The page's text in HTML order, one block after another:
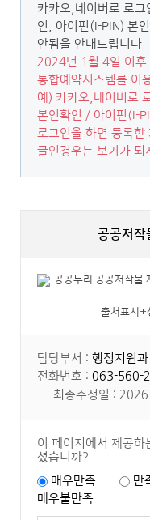
카카오,네이버로 로
인, 아이핀(I-PIN) 본
안됨을 안내드립니다.
2024년 1월 4일 이후
통합예약시스템를 이
예) 카카오,네이버로
본인확인 / 아이핀(I-
로그인을 하면 등록한
글인경우는 보기가 되
공공저작
출처표시+
담당부서 : 행정지원과
전화번호 : 063-560-
최종수정일 :
이 페이지에서 제공
셨습니까?
매우만족
만
매우불만족